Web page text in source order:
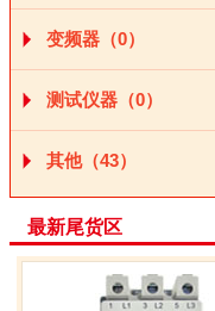
变频器（0）
测试仪器（0）
其他（43）
最新尾货区